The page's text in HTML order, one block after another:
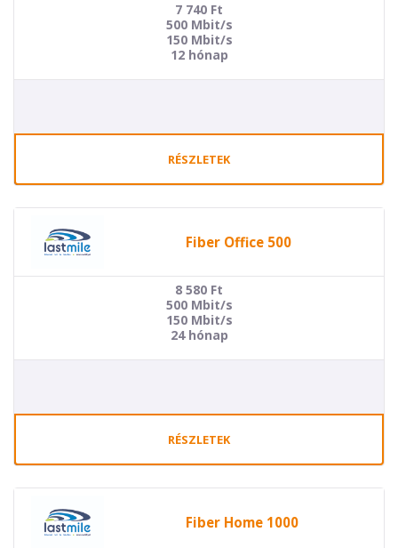
7 740 Ft
500 Mbit/s
150 Mbit/s
12 hónap
RÉSZLETEK
Fiber Office 500
8 580 Ft
500 Mbit/s
150 Mbit/s
24 hónap
RÉSZLETEK
Fiber Home 1000